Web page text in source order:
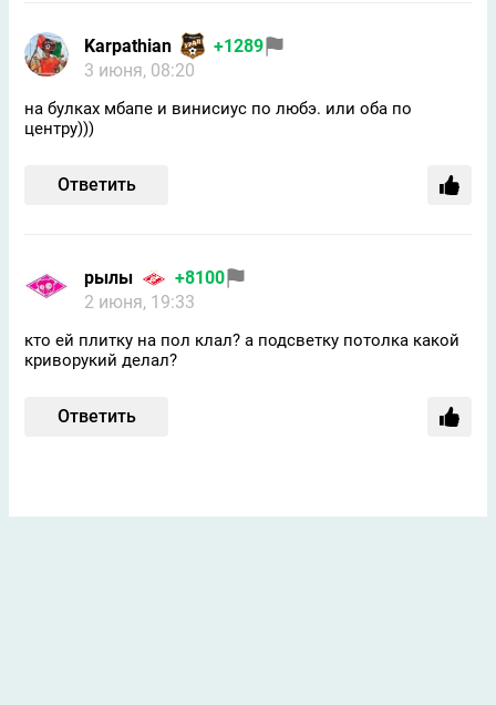
Karpathian
+1289
3 июня, 08:20
на булках мбапе и винисиус по любэ. или оба по
центру)))
Ответить
рылы
+8100
2 июня, 19:33
кто ей плитку на пол клал? а подсветку потолка какой
криворукий делал?
Ответить